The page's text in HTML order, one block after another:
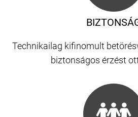
Technikailag kifinomult
biztonságos érzést